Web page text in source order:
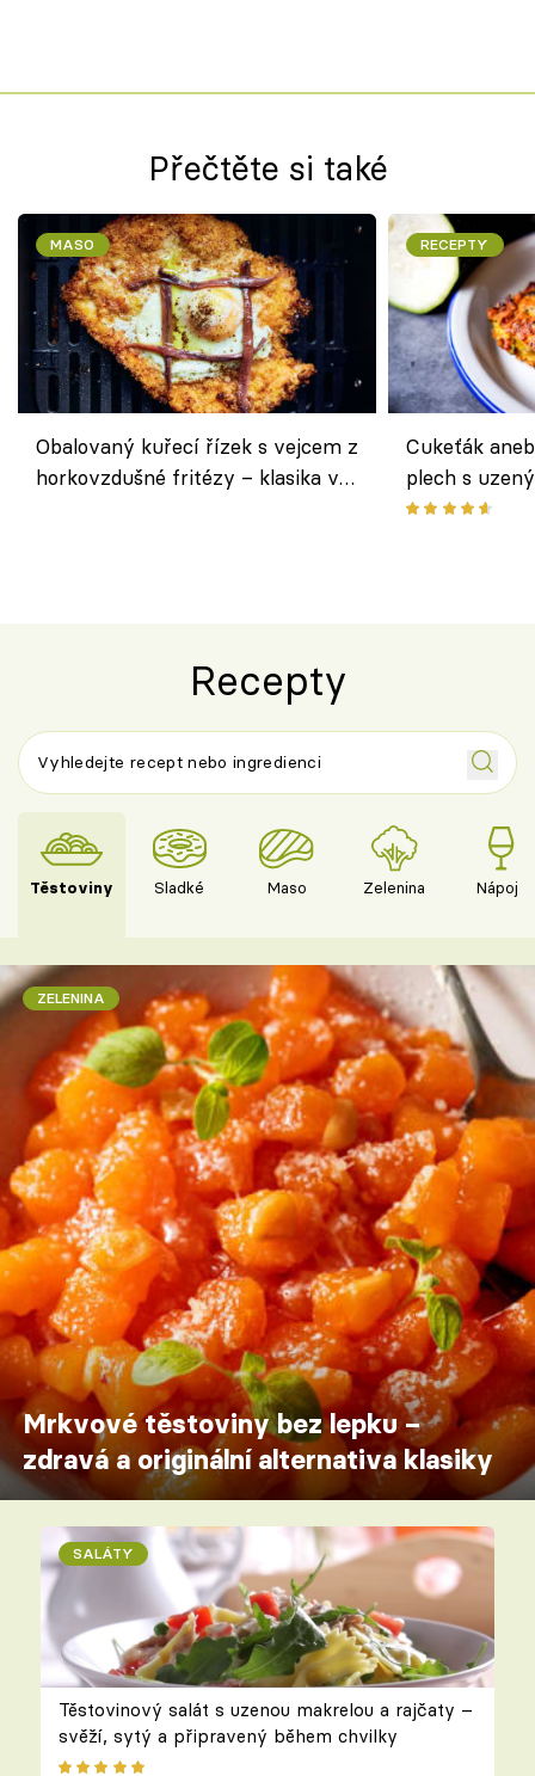
Přečtěte si také
MASO
Obalovaný kuřecí řízek s vejcem z
horkovzdušné fritézy – klasika v
RECEPTY
Cukeťák
plech s
způsob, jak
Recepty
Těstoviny Sladké Maso Zelenina Nápoje
ZELENINA
Mrkvové těstoviny bez lepku –
zdravá a originální alternativa klasiky
SALÁTY
Těstovinový salát s uzenou makrelou a rajčaty –
svěží, sytý a připravený během chvilky